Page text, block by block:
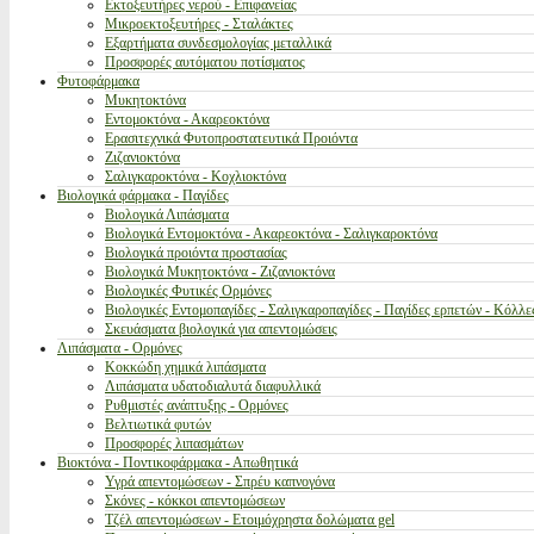
Εκτοξευτήρες νερού - Επιφανείας
Μικροεκτοξευτήρες - Σταλάκτες
Εξαρτήματα συνδεσμολογίας μεταλλικά
Προσφορές αυτόματου ποτίσματος
Φυτοφάρμακα
Μυκητοκτόνα
Εντομοκτόνα - Ακαρεοκτόνα
Ερασιτεχνικά Φυτοπροστατευτικά Προιόντα
Ζιζανιοκτόνα
Σαλιγκαροκτόνα - Κοχλιοκτόνα
Βιολογικά φάρμακα - Παγίδες
Βιολογικά Λιπάσματα
Βιολογικά Εντομοκτόνα - Ακαρεοκτόνα - Σαλιγκαροκτόνα
Βιολογικά προιόντα προστασίας
Βιολογικά Μυκητοκτόνα - Ζιζανιοκτόνα
Βιολογικές Φυτικές Ορμόνες
Βιολογικές Εντομοπαγίδες - Σαλιγκαροπαγίδες - Παγίδες ερπετών -
Σκευάσματα βιολογικά για απεντομώσεις
Λιπάσματα - Ορμόνες
Κοκκώδη χημικά λιπάσματα
Λιπάσματα υδατοδιαλυτά διαφυλλικά
Ρυθμιστές ανάπτυξης - Ορμόνες
Βελτιωτικά φυτών
Προσφορές λιπασμάτων
Βιοκτόνα - Ποντικοφάρμακα - Απωθητικά
Υγρά απεντομώσεων - Σπρέυ καπνογόνα
Σκόνες - κόκκοι απεντομώσεων
Τζέλ απεντομώσεων - Ετοιμόχρηστα δολώματα gel